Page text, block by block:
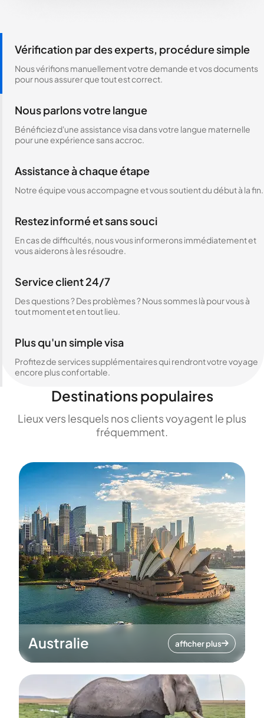
Vérification par des experts, procédure simple
Nous vérifions manuellement votre demande et vos documents
pour nous assurer que tout est correct.
Nous parlons votre langue
Bénéficiez d'une assistance visa dans votre langue maternelle
pour une expérience sans accroc.
Assistance à chaque étape
Notre équipe vous accompagne et vous soutient du début à la fin.
Restez informé et sans souci
En cas de difficultés, nous vous informerons immédiatement et
vous aiderons à les résoudre.
Service client 24/7
Des questions ? Des problèmes ? Nous sommes là pour vous à
tout moment et en tout lieu.
Plus qu'un simple visa
Profitez de services supplémentaires qui rendront votre voyage
encore plus confortable.
Destinations populaires
Lieux vers lesquels nos clients voyagent le plus
fréquemment.
Australie afficher plus